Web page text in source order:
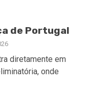
de Portugal
diretamente em
onde